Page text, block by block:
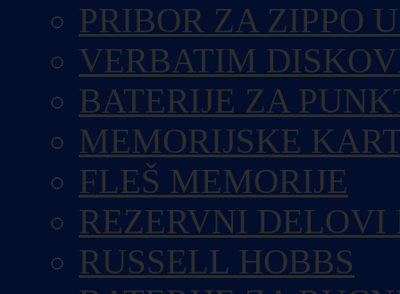
PRIBOR ZA ZIPPO
VERBATIM
BATERIJE ZA
MEMORIJSKE
FLEŠ MEMORIJE
REZERVNI DELOVI
RUSSELL HOBBS